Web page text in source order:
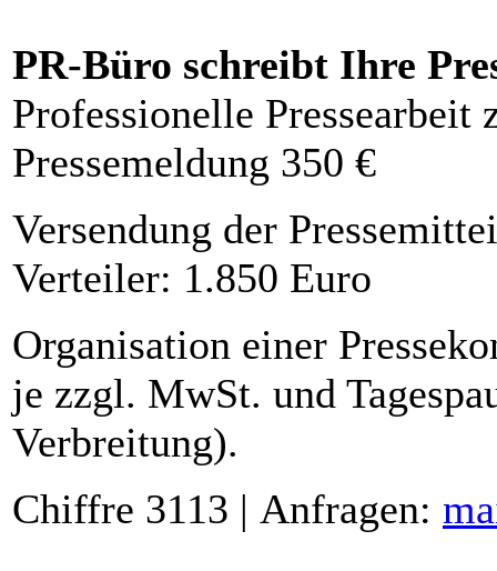
PR-Büro schreibt Ihre
Professionelle Pressearbeit
Pressemeldung 350 €
Versendung der
Verteiler: 1.850 Euro
Organisation einer
je zzgl. MwSt. und
Verbreitung).
Chiffre 3113 | Anfragen: